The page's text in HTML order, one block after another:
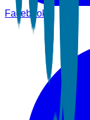
Facebook